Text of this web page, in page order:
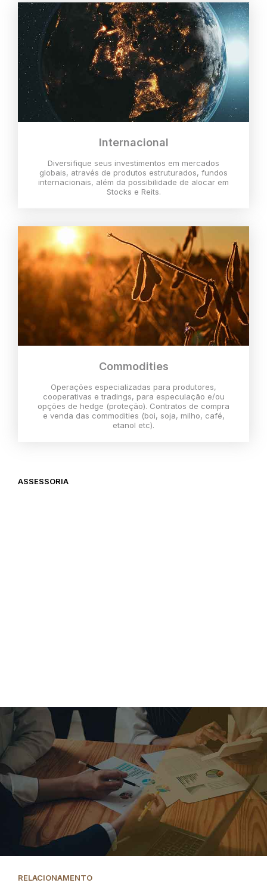
Internacional
Diversifique seus investimentos em mercados
globais, através de produtos estruturados, fundos
internacionais, além da possibilidade de alocar em
Stocks e Reits.
Commodities
Operações especializadas para produtores,
cooperativas e tradings, para especulação e/ou
opções de hedge (proteção). Contratos de compra
e venda das commodities (boi, soja, milho, café,
etanol etc).
ASSESSORIA
RELACIONAMENTO